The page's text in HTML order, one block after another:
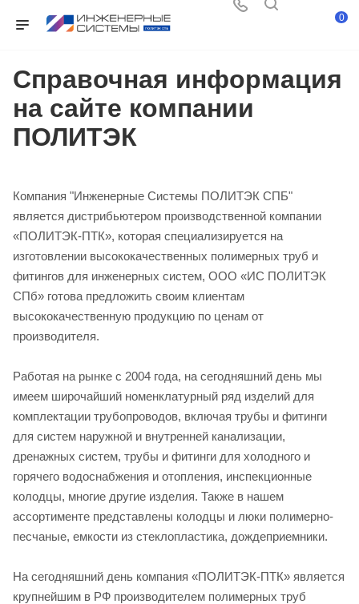
0
Справочная информация
на сайте компании
ПОЛИТЭК
Компания "Инженерные Системы ПОЛИТЭК СПБ"
является дистрибьютером производственной компании
«ПОЛИТЭК-ПТК», которая специализируется на
изготовлении высококачественных полимерных труб и
фитингов для инженерных систем, ООО «ИС ПОЛИТЭК
СПб» готова предложить своим клиентам
высококачественную продукцию по ценам от
производителя.
Работая на рынке с 2004 года, на сегодняшний день мы
имеем широчайший номенклатурный ряд изделий для
комплектации трубопроводов, включая трубы и фитинги
для систем наружной и внутренней канализации,
дренажных систем, трубы и фитинги для холодного и
горячего водоснабжения и отопления, инспекционные
колодцы, многие другие изделия. Также в нашем
ассортименте представлены колодцы и люки полимерно-
песчаные, емкости из стеклопластика, дождеприемники.
На сегодняшний день компания «ПОЛИТЭК-ПТК» является
крупнейшим в РФ производителем полимерных труб